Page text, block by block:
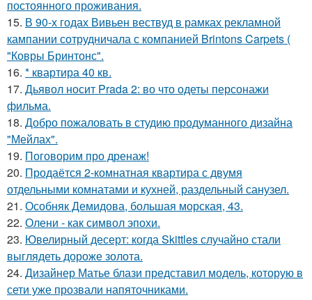
постоянного проживания.
15. В 90-х годах Вивьен вествуд в рамках рекламной
кампании сотрудничала с компанией Brintons Carpets (
"Ковры Бринтонс".
16. * квартира 40 кв.
17. Дьявол носит Prada 2: во что одеты персонажи
фильма.
18. Добро пожаловать в студию продуманного дизайна
"Мейлах".
19. Поговорим про дренаж!
20. Продаётся 2-комнатная квартира с двумя
отдельными комнатами и кухней, раздельный санузел.
21. Особняк Демидова, большая морская, 43.
22. Олени - как символ эпохи.
23. Ювелирный десерт: когда Skittles случайно стали
выглядеть дороже золота.
24. Дизайнер Матье блази представил модель, которую в
сети уже прозвали напяточниками.